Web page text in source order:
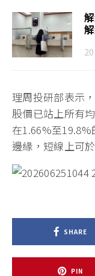
理周投研部表示
股價已站上所有
在1.66%至
邊緣，短線上可
SHARE
PIN